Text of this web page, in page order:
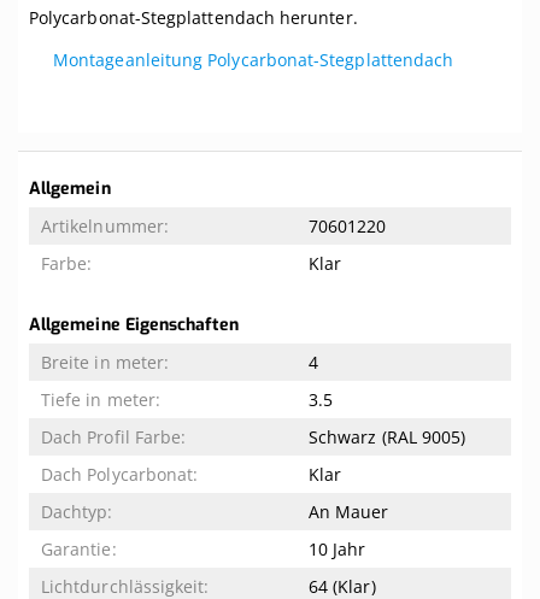
Polycarbonat-Stegplattendach herunter.
Montageanleitung Polycarbonat-Stegplattendach
Weitere
Informationen
Allgemein
70601220
Klar
Allgemeine Eigenschaften
4
3.5
Schwarz (RAL 9005)
Klar
An Mauer
10 Jahr
64 (Klar)